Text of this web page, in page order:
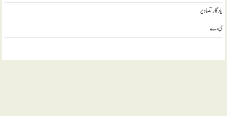
يادگار تصاوير
ی، ے